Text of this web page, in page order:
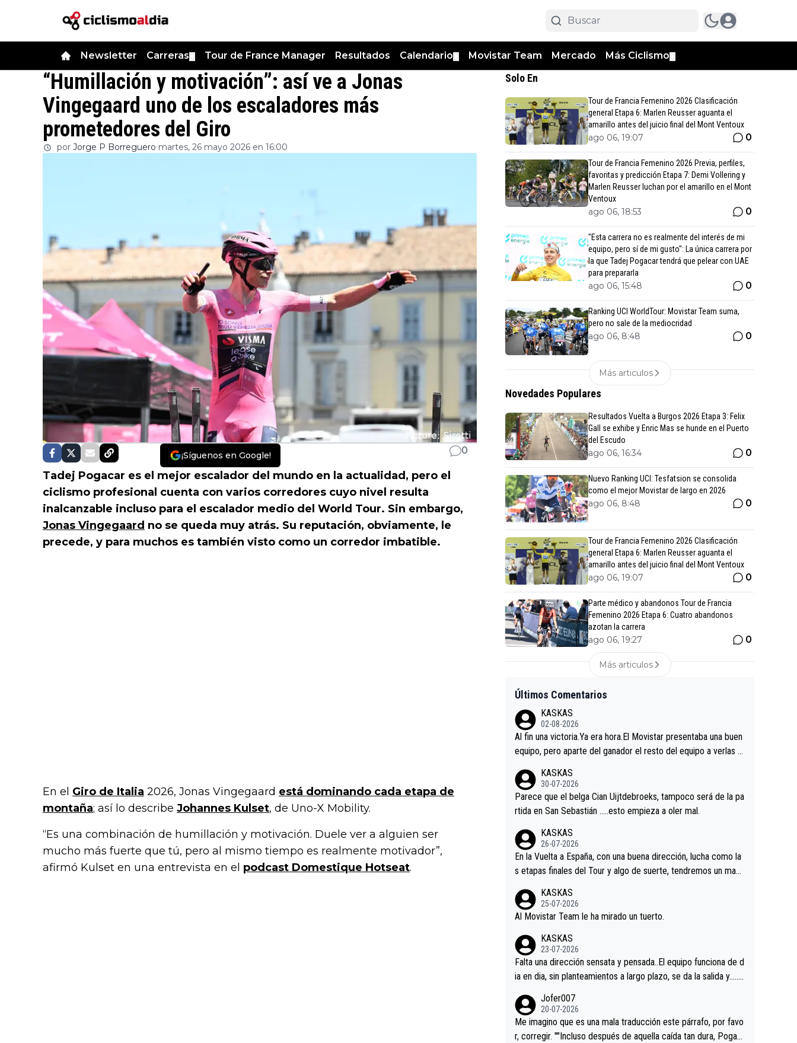
Newsletter Carreras Tour de France Manager Resultados Calendario Movistar Team Mercado Más Ciclismo
“Humillación y motivación”: así ve a Jonas
Vingegaard uno de los escaladores más
prometedores del Giro
por Jorge P Borreguero martes, 26 mayo 2026 en 16:00
¡Síguenos en Google! 0
Tadej Pogacar es el mejor escalador del mundo en la actualidad, pero el
ciclismo profesional cuenta con varios corredores cuyo nivel resulta
inalcanzable incluso para el escalador medio del World Tour. Sin embargo,
Jonas Vingegaard no se queda muy atrás. Su reputación, obviamente, le
precede, y para muchos es también visto como un corredor imbatible.
En el Giro de Italia 2026, Jonas Vingegaard está dominando cada etapa de
montaña; así lo describe Johannes Kulset, de Uno-X Mobility.
“Es una combinación de humillación y motivación. Duele ver a alguien ser
mucho más fuerte que tú, pero al mismo tiempo es realmente motivador”,
afirmó Kulset en una entrevista en el podcast Domestique Hotseat.
Solo En
Tour de Francia Femenino 2026 Clasificación
general Etapa 6: Marlen Reusser aguanta el
amarillo antes del juicio final del Mont Ventoux
ago 06, 19:07 0
Tour de Francia Femenino 2026 Previa, perfiles,
favoritas y predicción Etapa 7: Demi Vollering y
Marlen Reusser luchan por el amarillo en el Mont
Ventoux
ago 06, 18:53 0
"Esta carrera no es realmente del interés de mi
equipo, pero sí de mi gusto": La única carrera por
la que Tadej Pogacar tendrá que pelear con UAE
para prepararla
ago 06, 15:48 0
Ranking UCI WorldTour: Movistar Team suma,
pero no sale de la mediocridad
ago 06, 8:48 0
Más articulos
Novedades Populares
Resultados Vuelta a Burgos 2026 Etapa 3: Felix
Gall se exhibe y Enric Mas se hunde en el Puerto
del Escudo
ago 06, 16:34 0
Nuevo Ranking UCI: Tesfatsion se consolida
como el mejor Movistar de largo en 2026
ago 06, 8:48 0
Tour de Francia Femenino 2026 Clasificación
general Etapa 6: Marlen Reusser aguanta el
amarillo antes del juicio final del Mont Ventoux
ago 06, 19:07 0
Parte médico y abandonos Tour de Francia
Femenino 2026 Etapa 6: Cuatro abandonos
azotan la carrera
ago 06, 19:27 0
Más articulos
Últimos Comentarios
KASKAS
02-08-2026
Al fin una victoria.Ya era hora.El Movistar presentaba una buen
equipo, pero aparte del ganador el resto del equipo a verlas v
es.La única buena noticia es la mejoría de Enric Más en San S
ebastian.Si en la Vuelta a Burgos sigue la mejoría, podríamos t
ener alguna sorpresa en la Vuelta.Ojalá.
KASKAS
30-07-2026
Parece que el belga Cian Uijtdebroeks, tampoco será de la pa
rtida en San Sebastián …..esto empieza a oler mal.
KASKAS
26-07-2026
En la Vuelta a España, con una buena dirección, lucha como la
s etapas finales del Tour y algo de suerte, tendremos un magn
KASKAS
25-07-2026
Al Movistar Team le ha mirado un tuerto.
KASKAS
23-07-2026
Falta una dirección sensata y pensada..El equipo funciona de d
ia en dia, sin planteamientos a largo plazo, se da la salida y…..v
a, Minguez, Velez etc etc.Me da pena vivir estos momentos t
an tristes sin victorias.
Jofer007
20-07-2026
Me imagino que es una mala traducción este párrafo, por favo
r, corregir. ""Incluso después de aquella caída tan dura, Pogac